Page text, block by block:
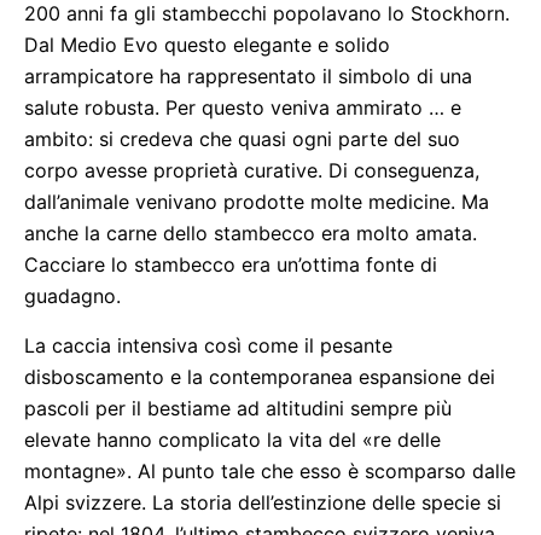
200 anni fa gli stambecchi popolavano lo Stockhorn.
Dal Medio Evo questo elegante e solido
arrampicatore ha rappresentato il simbolo di una
salute robusta. Per questo veniva ammirato … e
ambito: si credeva che quasi ogni parte del suo
corpo avesse proprietà curative. Di conseguenza,
dall’animale venivano prodotte molte medicine. Ma
anche la carne dello stambecco era molto amata.
Cacciare lo stambecco era un’ottima fonte di
guadagno.
La caccia intensiva così come il pesante
disboscamento e la contemporanea espansione dei
pascoli per il bestiame ad altitudini sempre più
elevate hanno complicato la vita del «re delle
montagne». Al punto tale che esso è scomparso dalle
Alpi svizzere. La storia dell’estinzione delle specie si